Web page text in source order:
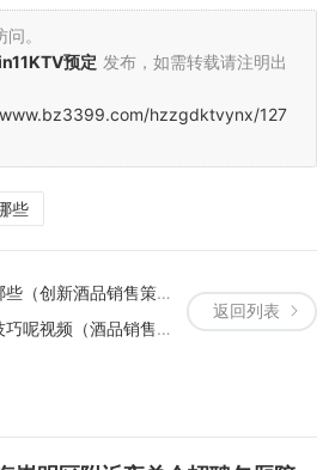
二：生日惊喜安排 小张想在朋友的生日
过一家专业的订房机构，他成功预订了
，并提前安排了蛋糕和酒水。在生日当
生日惊喜的布置和策划，让朋友度过了
效拨打订房机构电话 1. 提前准备：在拨
高效地与客服人员沟通。 2. 礼貌沟通：
以备不时之需。 五、总结与建议 掌握“杭
。
预定 发布，如需转载请注明出
hzzgdktvynx/127
些
返回列表
售策略：解锁魅力话术与沟通技巧）
售新视角：策略与实战技巧视频指南）